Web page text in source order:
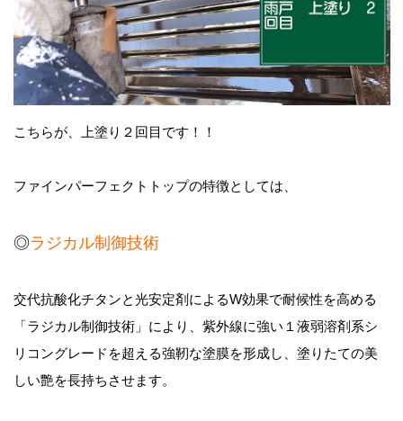
こちらが、上塗り２回目です！！
ファインパーフェクトトップの特徴としては、
◎ラジカル制御技術
交代抗酸化チタンと光安定剤によるW効果で耐候性を高める
「ラジカル制御技術」により、紫外線に強い１液弱溶剤系シ
リコングレードを超える強靭な塗膜を形成し、塗りたての美
しい艶を長持ちさせます。